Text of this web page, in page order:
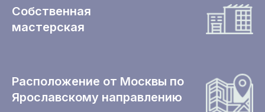
Собственная
мастерская
Расположение от Москвы по
Ярославскому направлению